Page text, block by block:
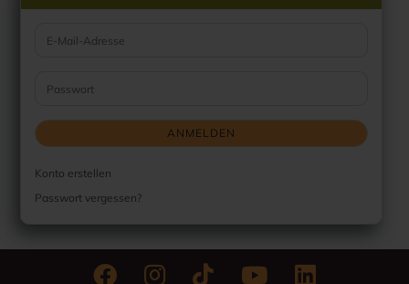
E-Mail-Adresse
Passwort
ANMELDEN
Konto erstellen
Passwort vergessen?